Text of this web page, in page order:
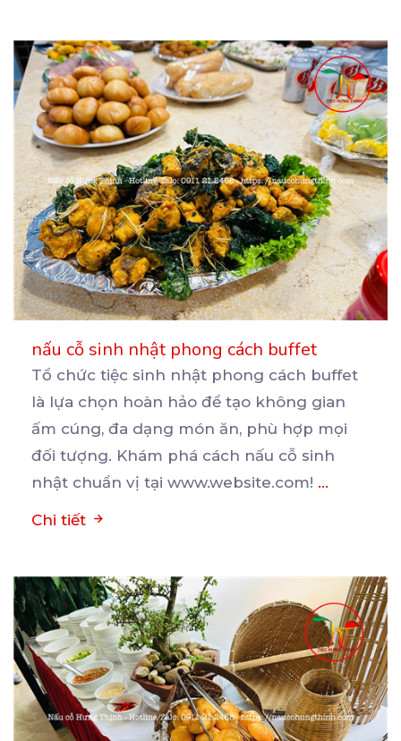
nấu cỗ sinh nhật phong cách buffet
Tổ chức tiệc sinh nhật phong cách buffet
là lựa chọn hoàn hảo để tạo không gian
ấm cúng, đa dạng món ăn, phù hợp mọi
đối tượng. Khám phá cách nấu cỗ sinh
nhật chuẩn vị tại www.website.com! ...
Chi tiết